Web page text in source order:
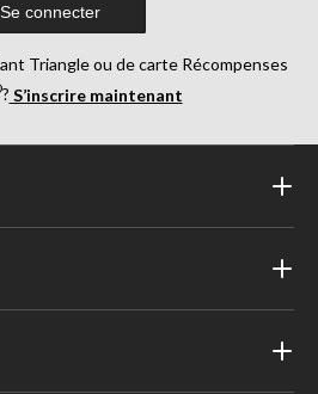
Se connecter
Triangle ou de carte Récompenses
? S’inscrire maintenant